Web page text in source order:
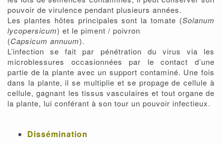
pouvoir de virulence pendant plusieurs années.
Les plantes hôtes principales sont la tomate (Solanum
lycopersicum) et le piment / poivron
(Capsicum annuum).
L’infection se fait par pénétration du virus via les
microblessures occasionnées par le contact d’une
partie de la plante avec un support contaminé. Une fois
dans la plante, il se multiplie et se propage de cellule à
cellule, gagnant les tissus vasculaires et tout organe de
la plante, lui conférant à son tour un pouvoir infectieux.
Dissémination